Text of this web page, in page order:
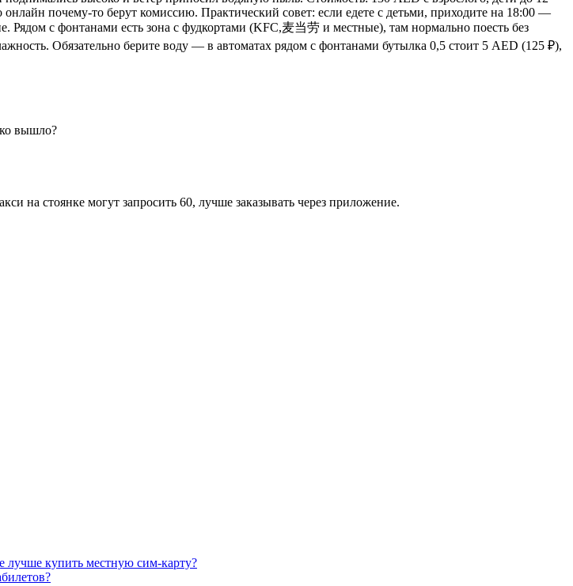
почему-то берут комиссию. Практический совет: если едете с детьми, приходите на 18:00 —
Рядом с фонтанами есть зона с фудкортами (KFC,麦当劳 и местные), там нормально поесть без
Обязательно берите воду — в автоматах рядом с фонтанами бутылка 0,5 стоит 5 AED (125 ₽),
вышло?
стоянке могут запросить 60, лучше заказывать через приложение.
лучше купить местную сим-карту?